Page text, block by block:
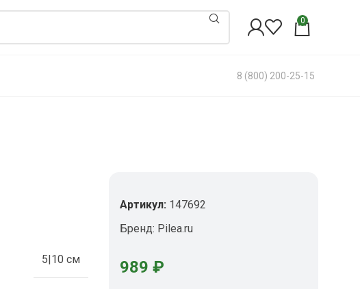
0
8 (800) 200-25-15
5|10 см
Артикул: 147692
Бренд: Pilea.ru
989₽